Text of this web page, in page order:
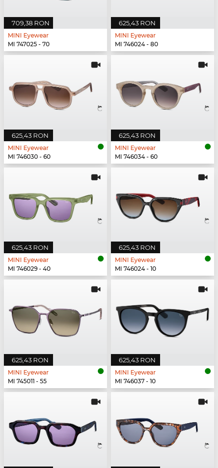
709,38 RON
MINI Eyewear
MI 747025 - 70
625,43 RON
MINI Eyewear
MI 746024 - 80
625,43 RON
MINI Eyewear
MI 746030 - 60
625,43 RON
MINI Eyewear
MI 746034 - 60
625,43 RON
MINI Eyewear
MI 746029 - 40
625,43 RON
MINI Eyewear
MI 746024 - 10
625,43 RON
MINI Eyewear
MI 745011 - 55
625,43 RON
MINI Eyewear
MI 746037 - 10